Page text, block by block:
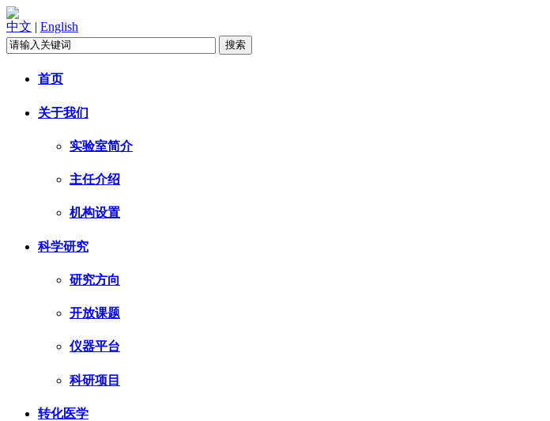
中文 | English
首页
关于我们
实验室简介
主任介绍
机构设置
科学研究
研究方向
开放课题
仪器平台
科研项目
转化医学